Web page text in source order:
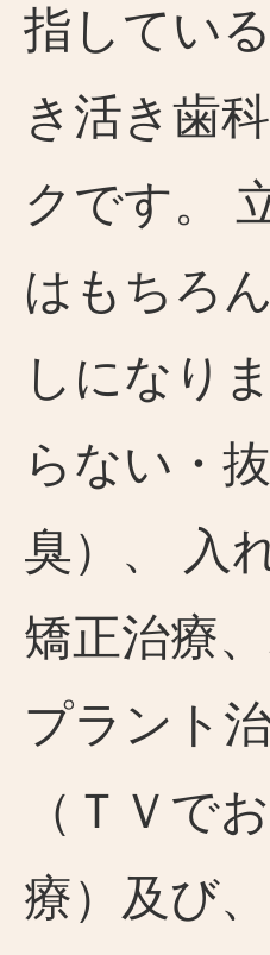
指してい
き活き歯
クです。
はもちろ
しになり
らない・
臭）、 入
矯正治療
プラント
（ＴＶで
療）及び